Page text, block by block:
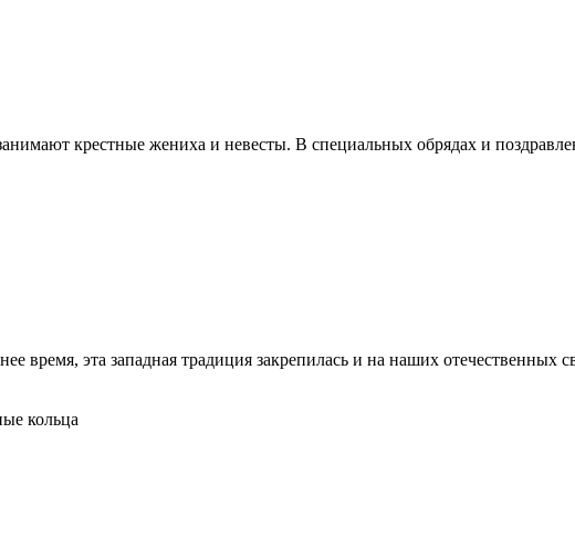
крестные жениха и невесты. В специальных обрядах и
время, эта западная традиция закрепилась и на наших отечественных
кольца